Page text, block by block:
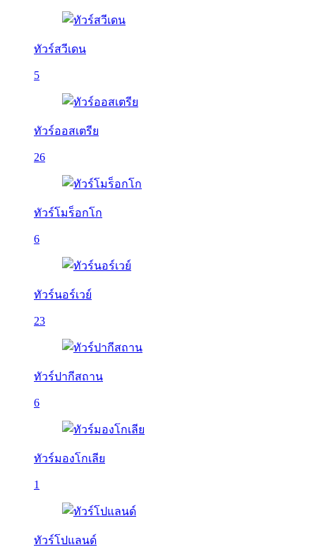
ทัวร์สวีเดน
5
ทัวร์ออสเตรีย
26
ทัวร์โมร็อกโก
6
ทัวร์นอร์เวย์
23
ทัวร์ปากีสถาน
6
ทัวร์มองโกเลีย
1
ทัวร์โปแลนด์